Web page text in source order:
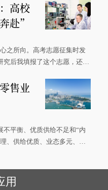
高校
赴”
之所向。高考志愿征集时发
究后我填报了这个志愿，还真
的录取通知书。
售业
平衡、优质供给不足和“内
、供给优质、业态多元、智
用